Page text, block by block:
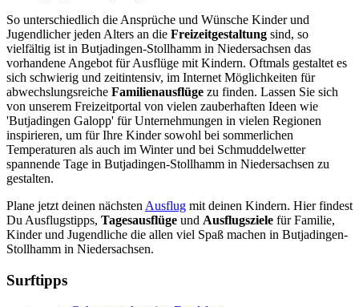
So unterschiedlich die Ansprüche und Wünsche Kinder und
Jugendlicher jeden Alters an die Freizeitgestaltung sind, so
vielfältig ist in Butjadingen-Stollhamm in Niedersachsen das
vorhandene Angebot für Ausflüge mit Kindern. Oftmals gestaltet es
sich schwierig und zeitintensiv, im Internet Möglichkeiten für
abwechslungsreiche Familienausflüge zu finden. Lassen Sie sich
von unserem Freizeitportal von vielen zauberhaften Ideen wie
'Butjadingen Galopp' für Unternehmungen in vielen Regionen
inspirieren, um für Ihre Kinder sowohl bei sommerlichen
Temperaturen als auch im Winter und bei Schmuddelwetter
spannende Tage in Butjadingen-Stollhamm in Niedersachsen zu
gestalten.
Plane jetzt deinen nächsten Ausflug mit deinen Kindern. Hier findest
Du Ausflugstipps, Tagesausflüge und Ausflugsziele für Familie,
Kinder und Jugendliche die allen viel Spaß machen in Butjadingen-
Stollhamm in Niedersachsen.
Surftipps